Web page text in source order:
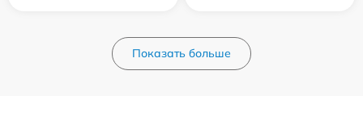
Показать больше